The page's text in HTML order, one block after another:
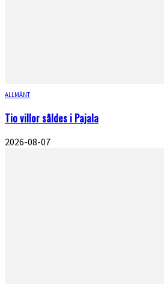
ALLMÄNT
Tio villor såldes i Pajala
2026-08-07